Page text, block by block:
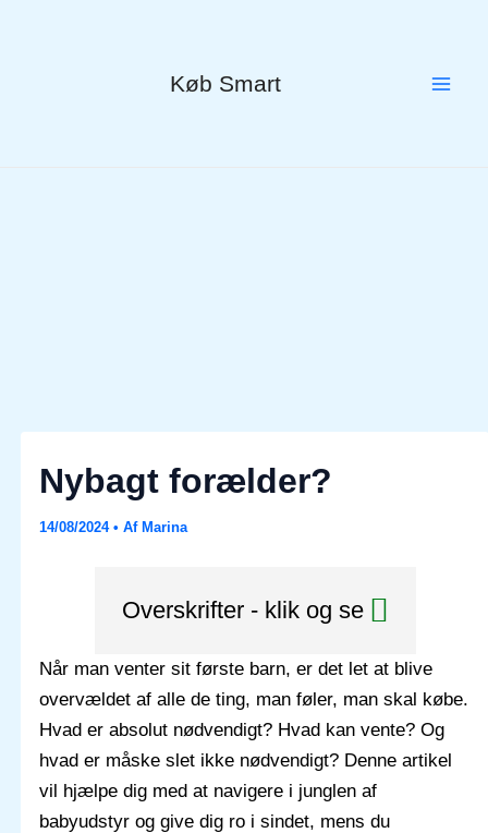
Køb Smart
Nybagt forælder?
14/08/2024• AfMarina
Overskrifter - klik og se
Når man venter sit første barn, er det let at blive
overvældet af alle de ting, man føler, man skal købe.
Hvad er absolut nødvendigt? Hvad kan vente? Og
hvad er måske slet ikke nødvendigt? Denne artikel
vil hjælpe dig med at navigere i junglen af
babyudstyr og give dig ro i sindet, mens du